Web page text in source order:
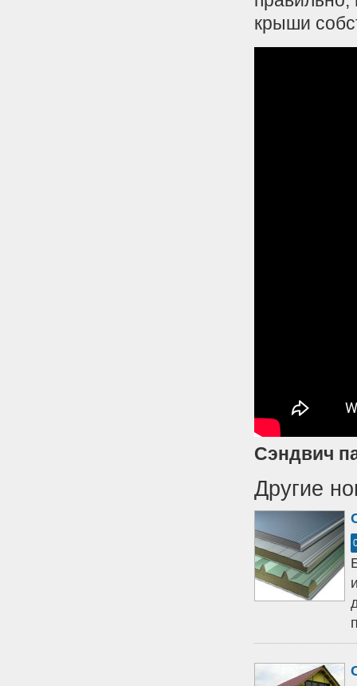
крыши
Сэндвич
Другие